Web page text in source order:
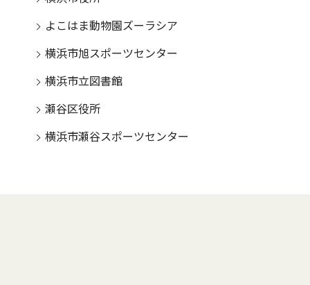
よこはま動物園ズーラシア
横浜市旭スポーツセンター
横浜市立図書館
瀬谷区役所
横浜市瀬谷スポーツセンター